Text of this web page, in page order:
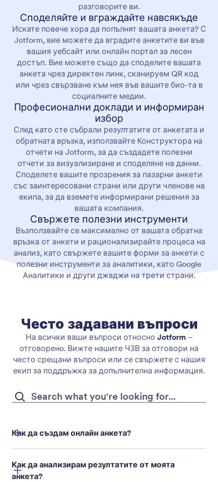
разговорите ви.
Споделяйте и вграждайте навсякъде
Искате повече хора да попълнят вашата анкета? С
Jotform, вие можете да вградите анкетите ви във
вашия уебсайт или онлайн портал за лесен
достъп. Вие можете също да споделите вашата
анкета чрез директен линк, сканируем QR код
или чрез свързване към нея във вашите био-та в
социалните медии.
Професионални доклади и информиран
избор
След като сте събрали резултатите от анкетата и
обратната връзка, използвайте Конструктора на
отчети на Jotform, за да създадете полезни
отчети за визуализиране и споделяне на данни.
Споделете вашите прозрения за пазарни анкети
със заинтересовани страни или други членове на
екипа, за да вземете информирани решения за
вашата компания.
Свържете полезни инструменти
Възползвайте се максимално от вашата обратна
връзка от анкети и рационализирайте процеса на
анализ, като свържете вашите форми за анкети с
полезни инструменти за аналитики, като Google
Аналитики и други джаджи на трети страни.
Често задавани въпроси
На всички ваши въпроси относно Jotform–
отговоренo. Вижте нашите ЧЗВ за отговори на
често срещани въпроси или се свържете с нашия
екип за поддръжка за допълнителна информация.
Как да създам онлайн анкета?
Как да анализирам резултатите от моята
анкета?